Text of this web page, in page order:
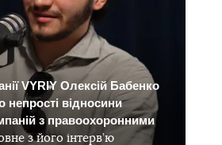
VYRIY Олексій Бабенко
непрості відносини
з правоохоронними
з його інтерв’ю